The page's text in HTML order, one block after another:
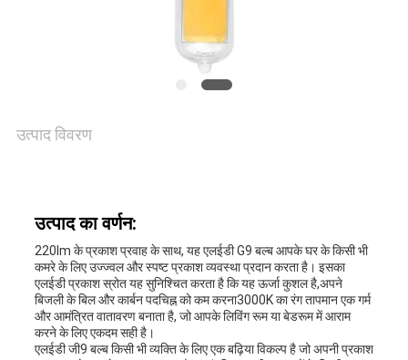
उद्धरण
विनती
करे
साइटमैप
उत्पाद विवरण
उत्पाद का वर्णन:
220lm के प्रकाश प्रवाह के साथ, यह एलईडी G9 बल्ब आपके घर के किसी भी
कमरे के लिए उज्ज्वल और स्पष्ट प्रकाश व्यवस्था प्रदान करता है। इसका
एलईडी प्रकाश स्रोत यह सुनिश्चित करता है कि यह ऊर्जा कुशल है,अपने
बिजली के बिल और कार्बन पदचिह्न को कम करना3000K का रंग तापमान एक गर्म
और आमंत्रित वातावरण बनाता है, जो आपके लिविंग रूम या बेडरूम में आराम
करने के लिए एकदम सही है।
एलईडी जी9 बल्ब किसी भी व्यक्ति के लिए एक बढ़िया विकल्प है जो अपनी प्रकाश